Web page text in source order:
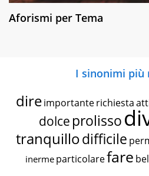
Aforismi per Tema
I sinonimi più
dire importante richiesta
dolce prolisso
tranquillodifficile
inerme particolarefare